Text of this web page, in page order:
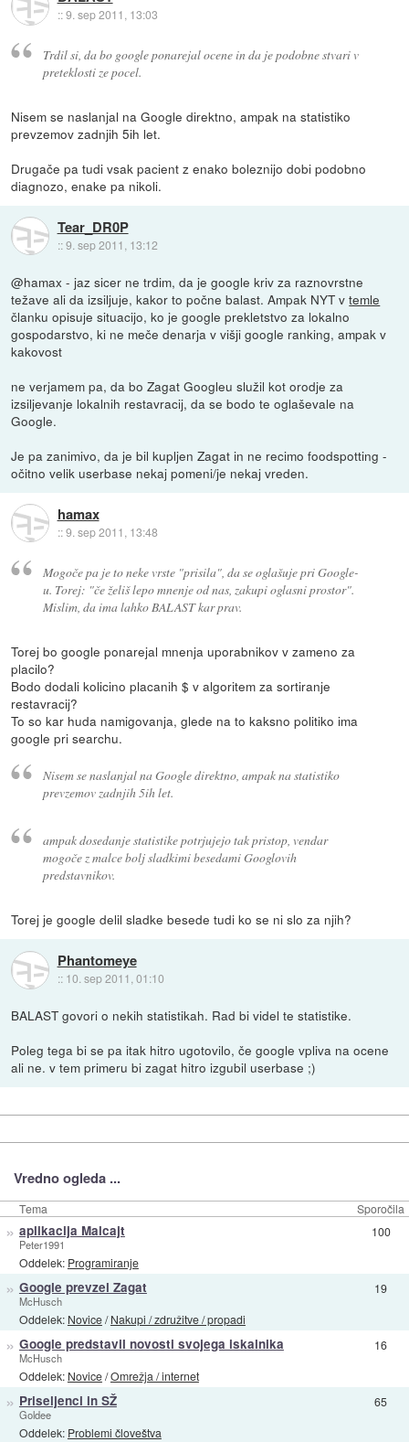
::9. sep 2011, 13:03
Trdil si, da bo google ponarejal ocene in da je podobne stvari v
preteklosti ze pocel.
Nisem se naslanjal na Google direktno, ampak na statistiko
prevzemov zadnjih 5ih let.
Drugače pa tudi vsak pacient z enako boleznijo dobi podobno
diagnozo, enake pa nikoli.
Tear_DR0P
::9. sep 2011, 13:12
@hamax - jaz sicer ne trdim, da je google kriv za raznovrstne
težave ali da izsiljuje, kakor to počne balast. Ampak NYT vtemle
članku opisuje situacijo, ko je google prekletstvo za lokalno
gospodarstvo, ki ne meče denarja v višji google ranking, ampak v
kakovost
ne verjamem pa, da bo Zagat Googleu služil kot orodje za
izsiljevanje lokalnih restavracij, da se bodo te oglaševale na
Google.
Je pa zanimivo, da je bil kupljen Zagat in ne recimo foodspotting -
očitno velik userbase nekaj pomeni/je nekaj vreden.
hamax
::9. sep 2011, 13:48
Mogoče pa je to neke vrste "prisila", da se oglašuje pri Google-
u. Torej: "če želiš lepo mnenje od nas, zakupi oglasni prostor".
Mislim, da ima lahko BALAST kar prav.
Torej bo google ponarejal mnenja uporabnikov v zameno za
placilo?
Bodo dodali kolicino placanih $ v algoritem za sortiranje
restavracij?
To so kar huda namigovanja, glede na to kaksno politiko ima
google pri searchu.
Nisem se naslanjal na Google direktno, ampak na statistiko
prevzemov zadnjih 5ih let.
ampak dosedanje statistike potrjujejo tak pristop, vendar
mogoče z malce bolj sladkimi besedami Googlovih
predstavnikov.
Torej je google delil sladke besede tudi ko se ni slo za njih?
Phantomeye
:: 10. sep 2011, 01:10
BALAST govori o nekih statistikah. Rad bi videl te statistike.
Poleg tega bi se pa itak hitro ugotovilo, če google vpliva na ocene
ali ne. v tem primeru bi zagat hitro izgubil userbase ;)
Vredno ogleda ...
Tema Sporočila
» aplikacija Malcajt
Peter1991
Oddelek: Programiranje
100
» Google prevzel Zagat
McHusch
Oddelek: Novice/Nakupi / združitve / propadi
19
» Google predstavil novosti svojega iskalnika
McHusch
Oddelek: Novice/Omrežja / internet
16
» Priseljenci in SŽ
Goldee
Oddelek: Problemi človeštva
65